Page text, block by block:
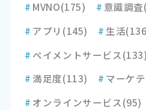
# MVNO(175) # 意識調査
# アプリ (145) # 生活
# ペイメントサービス(133)
#満足度(113) # マーケ
# オンラインサービス(95)